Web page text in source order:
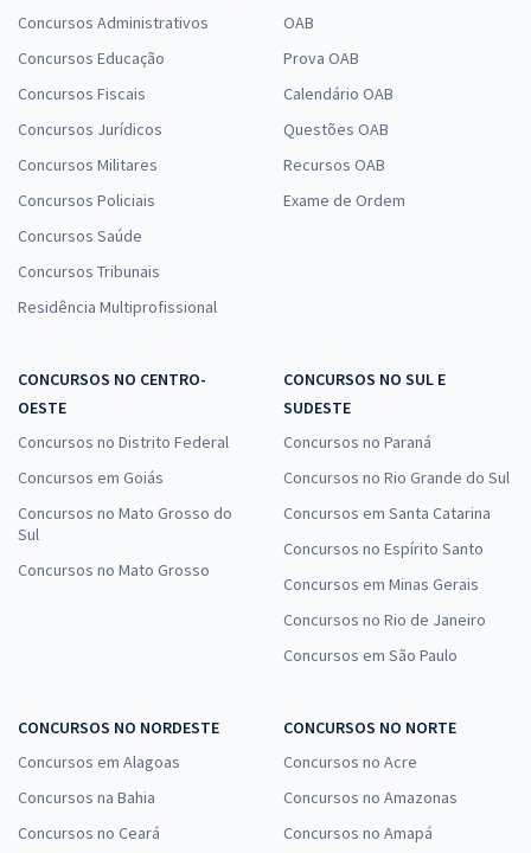
Concursos Administrativos
Concursos Educação
Concursos Fiscais
Concursos Jurídicos
Concursos Militares
Concursos Policiais
Concursos Saúde
Concursos Tribunais
Residência Multiprofissional
OAB
Prova OAB
Calendário OAB
Questões OAB
Recursos OAB
Exame de Ordem
CONCURSOS NO CENTRO-
OESTE
Concursos no Distrito Federal
Concursos em Goiás
Concursos no Mato Grosso do
Sul
Concursos no Mato Grosso
CONCURSOS NO SUL E
SUDESTE
Concursos no Paraná
Concursos no Rio Grande do Sul
Concursos em Santa Catarina
Concursos no Espírito Santo
Concursos em Minas Gerais
Concursos no Rio de Janeiro
Concursos em São Paulo
CONCURSOS NO NORDESTE
Concursos em Alagoas
Concursos na Bahia
Concursos no Ceará
CONCURSOS NO NORTE
Concursos no Acre
Concursos no Amazonas
Concursos no Amapá